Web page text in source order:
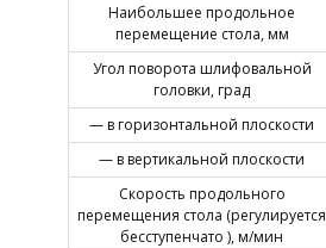
Наибольшее продольное
перемещение стола, мм
Угол поворота шлифовальной
головки, град
— в горизонтальной плоскости
— в вертикальной плоскости
Скорость продольного
перемещения стола (регулируется
бесступенчато ), м/мин